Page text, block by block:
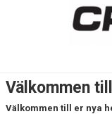
Välkommen
Välkommen till er nya